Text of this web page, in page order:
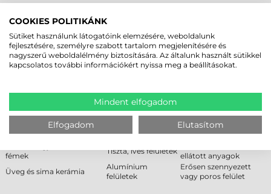
AJÁNLOTT ÉS NEM AJÁNLOTT
FELÜLETEK
A megfelelő tapadás elérése érdekében fontos figyelembe venni a
felület tulajdonságait. Az alábbi táblázat szakmai iránymutatást nyújt a
beszerzési döntéshez.
Alacsony felületi energiájú
Enyhén érdes
műanyag felületek
Fém felületek
Strukturált
burkolatok
Porózus karton vagy
papír
fémek
Tiszta, íves felületek
ellátott anyagok
Üveg és sima kerámia
Alumínium
felületek
Erősen szennyezett
vagy poros felület
COOKIES POLITIKÁNK
Sütiket használunk látogatóink elemzésére, weboldalunk
fejlesztésére, személyre szabott tartalom megjelenítésére és
nagyszerű weboldalélmény biztosítására. Az általunk használt sütikkel
kapcsolatos további információkért nyissa meg a beállításokat.
Mindent elfogadom
Elfogadom Elutasítom